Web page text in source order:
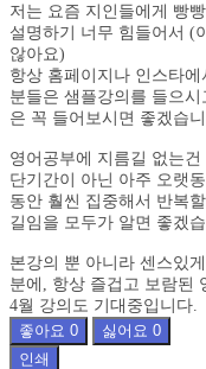
저는 요즘 지인들에게 빵
설명하기 너무 힘들어서 (
않아요)
항상 홈페이지나 인스타
분들은 샘플강의를 들으
은 꼭 들어보시면 좋겠습니
영어공부에 지름길 없는건
단기간이 아닌 아주 오랫
동안 훨씬 집중해서 반복
길임을 모두가 알면 좋겠습
본강의 뿐 아니라 센스있
분에, 항상 즐겁고 보람된
4월 강의도 기대중입니다.
좋아요 0 싫어요 0
인쇄